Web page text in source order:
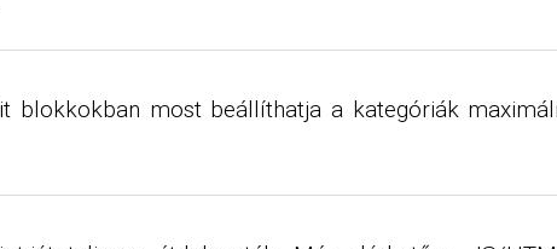
blokkokban most beállíthatja a kategóriák